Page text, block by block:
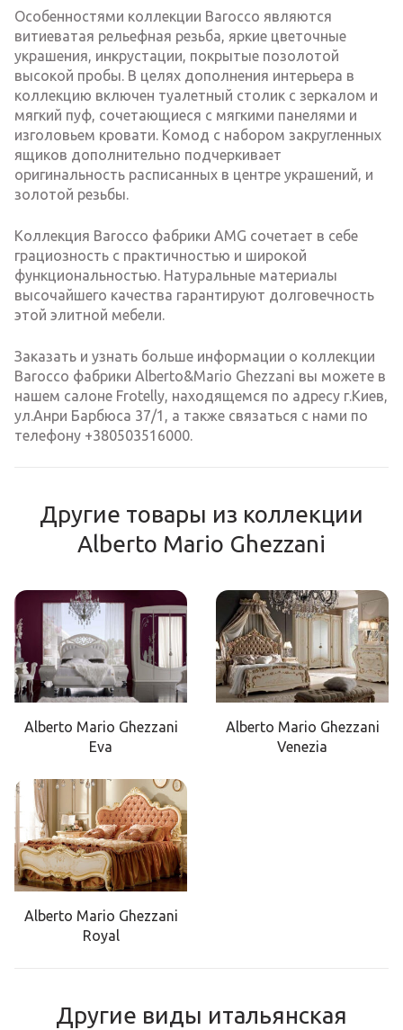
Особенностями коллекции Barocco являются
витиеватая рельефная резьба, яркие цветочные
украшения, инкрустации, покрытые позолотой
высокой пробы. В целях дополнения интерьера в
коллекцию включен туалетный столик с зеркалом и
мягкий пуф, сочетающиеся с мягкими панелями и
изголовьем кровати. Комод с набором закругленных
ящиков дополнительно подчеркивает
оригинальность расписанных в центре украшений, и
золотой резьбы.
Коллекция Barocco фабрики AMG сочетает в себе
грациозность с практичностью и широкой
функциональностью. Натуральные материалы
высочайшего качества гарантируют долговечность
этой элитной мебели.
Заказать и узнать больше информации о коллекции
Barocco фабрики Alberto&Mario Ghezzani вы можете в
нашем салоне Frotelly, находящемся по адресу г.Киев,
ул.Анри Барбюса 37/1, а также связаться с нами по
телефону +380503516000.
Другие товары из коллекции
Alberto Mario Ghezzani
Alberto Mario Ghezzani
Eva
Alberto Mario Ghezzani
Venezia
Alberto Mario Ghezzani
Royal
Другие виды итальянская